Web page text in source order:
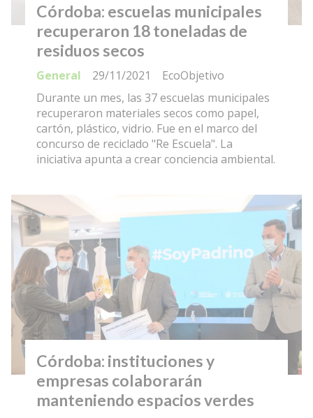
Córdoba: escuelas municipales
recuperaron 18 toneladas de
residuos secos
EcoObjetivo
General
29/11/2021
Durante un mes, las 37 escuelas municipales
recuperaron materiales secos como papel,
cartón, plástico, vidrio. Fue en el marco del
concurso de reciclado "Re Escuela". La
iniciativa apunta a crear conciencia ambiental.
Córdoba: instituciones y
empresas colaborarán
manteniendo espacios verdes